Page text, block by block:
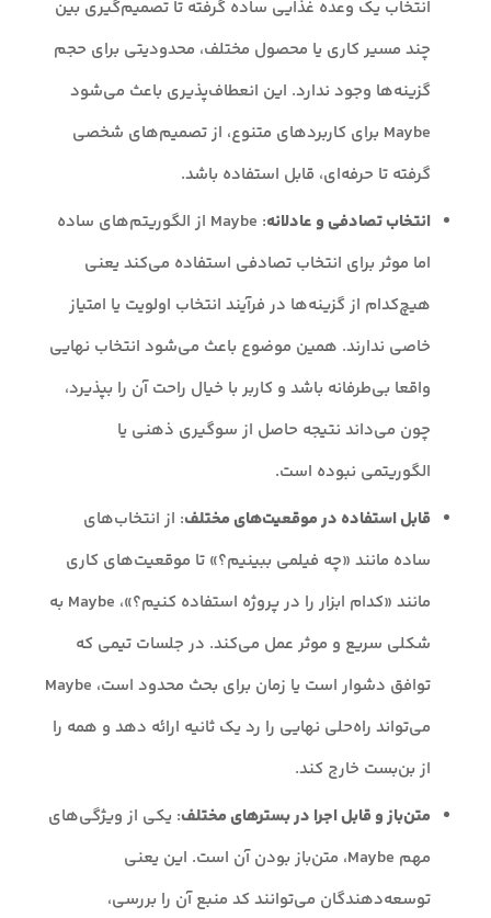
انتخاب یک وعده غذایی ساده گرفته تا تصمیم‌گیری بین
چند مسیر کاری یا محصول مختلف، محدودیتی برای حجم
گزینه‌ها وجود ندارد. این انعطاف‌پذیری باعث می‌شود
Maybe برای کاربردهای متنوع، از تصمیم‌های شخصی
گرفته تا حرفه‌ای، قابل استفاده باشد.
انتخاب تصادفی و عادلانه
: Maybe از الگوریتم‌های ساده
اما موثر برای انتخاب تصادفی استفاده می‌کند یعنی
هیچ‌کدام از گزینه‌ها در فرآیند انتخاب اولویت یا امتیاز
خاصی ندارند. همین موضوع باعث می‌شود انتخاب نهایی
واقعا بی‌طرفانه باشد و کاربر با خیال راحت آن را بپذیرد،
چون می‌داند نتیجه حاصل از سوگیری ذهنی یا
الگوریتمی نبوده است.
قابل استفاده در موقعیت‌های مختلف: از انتخاب‌های
ساده مانند «چه فیلمی ببینیم؟» تا موقعیت‌های کاری
مانند «کدام ابزار را در پروژه استفاده کنیم؟»، Maybe به
شکلی سریع و موثر عمل می‌کند. در جلسات تیمی که
توافق دشوار است یا زمان برای بحث محدود است، Maybe
می‌تواند راه‌حلی نهایی را رد یک ثانیه ارائه دهد و همه را
از بن‌بست خارج کند.
متن‌باز و قابل اجرا در بسترهای مختلف: یکی از ویژگی‌های
مهم Maybe، متن‌باز بودن آن است. این یعنی
توسعه‌‌دهندگان می‌توانند کد منبع آن را بررسی،